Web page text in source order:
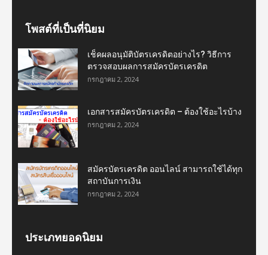
โพสต์ที่เป็นที่นิยม
เช็คผลอนุมัติบัตรเครดิตอย่างไร? วิธีการ
ตรวจสอบผลการสมัครบัตรเครดิต
กรกฎาคม 2, 2024
เอกสารสมัครบัตรเครดิต – ต้องใช้อะไรบ้าง
กรกฎาคม 2, 2024
สมัครบัตรเครดิต ออนไลน์ สามารถใช้ได้ทุก
สถาบันการเงิน
กรกฎาคม 2, 2024
ประเภทยอดนิยม